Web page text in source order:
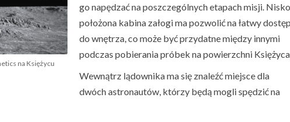
na Księżycu
go napędzać na poszczególnych etapach misji. Nisko
położona kabina załogi ma pozwolić na łatwy dostęp
do wnętrza, co może być przydatne między innymi
podczas pobierania próbek na powierzchni Księżyca.
Wewnątrz lądownika ma się znaleźć miejsce dla
dwóch astronautów, którzy będą mogli spędzić na